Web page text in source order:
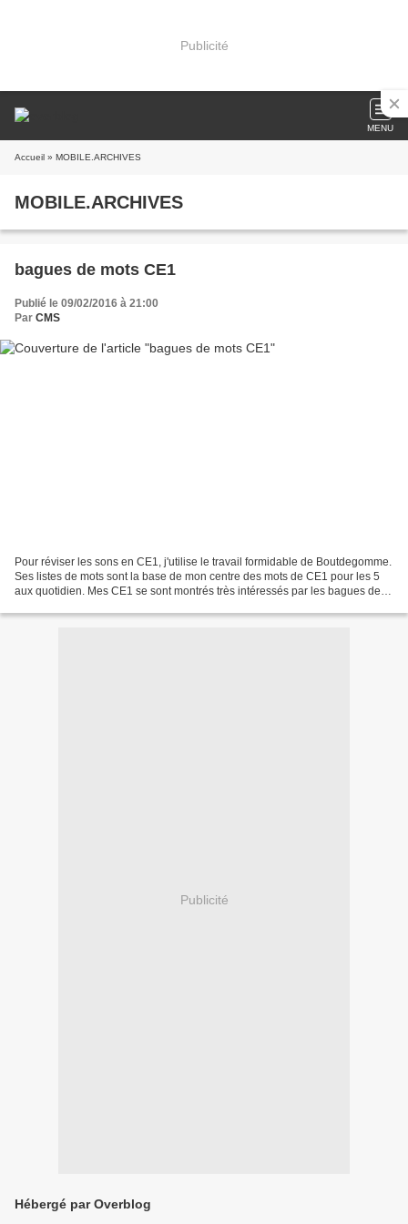
Publicité
MENU
Accueil » MOBILE.ARCHIVES
MOBILE.ARCHIVES
bagues de mots CE1
Publié le 09/02/2016 à 21:00
Par CMS
Pour réviser les sons en CE1, j'utilise le travail formidable de Boutdegomme.
Ses listes de mots sont la base de mon centre des mots de CE1 pour les 5
aux quotidien. Mes CE1 se sont montrés très intéressés par les bagues de
Publicité
Hébergé par Overblog